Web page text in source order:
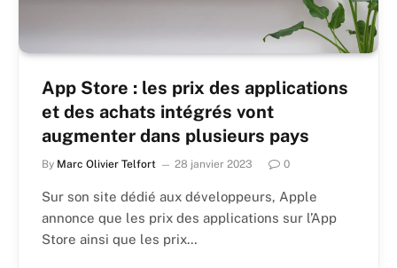
App Store : les prix des applications
et des achats intégrés vont
augmenter dans plusieurs pays
By Marc Olivier Telfort 28 janvier 2023 0
Sur son site dédié aux développeurs, Apple
annonce que les prix des applications sur l’App
Store ainsi que les prix…